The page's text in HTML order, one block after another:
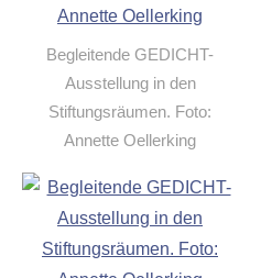
Begleitende GEDICHT-
Ausstellung in den
Stiftungsräumen. Foto:
Annette Oellerking